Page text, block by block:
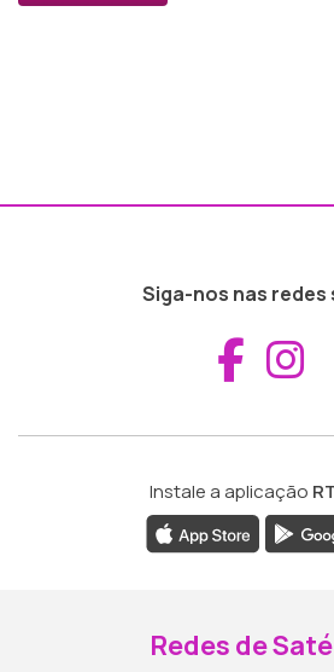
Siga-nos nas redes
Instale a aplicação
Redes de